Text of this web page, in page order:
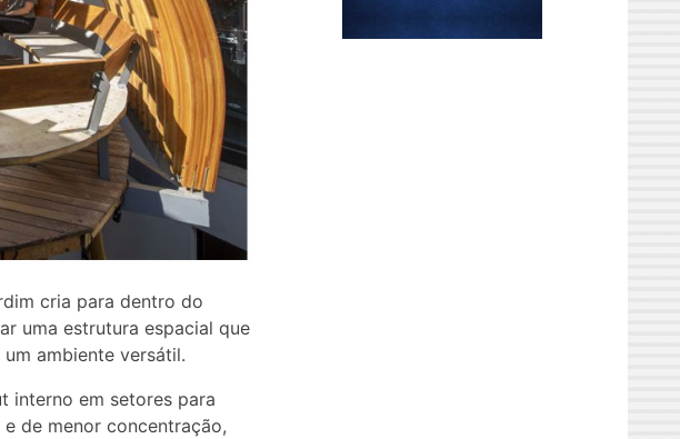
cria para dentro do
uma estrutura espacial que
ambiente versátil.
interno em setores para
de menor concentração,